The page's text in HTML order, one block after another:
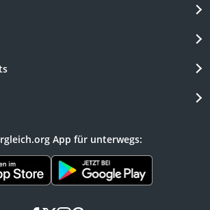
App für unterwegs: